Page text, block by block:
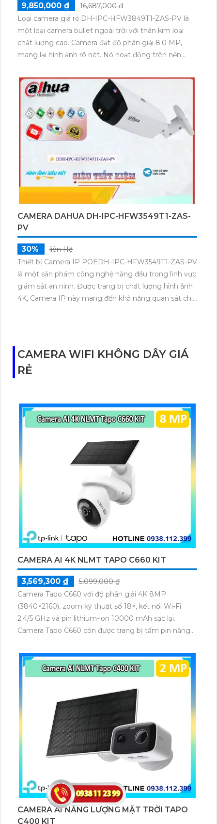
9,850,000 ₫
16,687,000 ₫
Loại camera giá rẻ DH-IPC-HFW3849T1-ZAS-PV là
một loại camera bullet ngoài trời với thân kim loại
chất lượng cao. Camera đạt độ phân giải 8.0 MP,
mang lại hình ảnh rõ nét. Nó hoạt động trên nền
camera còn tích hợp công nghệ AI báo động thông
minh để hạn chế báo động giả. Camera cũng cho
phép xem ban đêm với chế độ Full Color trong
khoảng cách 50m, giúp chống trộm hiệu quả. Với
công nghệ ban đêm chất lượng, camera DH-IPC-
HFW3849T1-ZAS-PV chuyên dụng về đêm và mang
CAMERA DAHUA DH-IPC-HFW3549T1-ZAS-
PV
30%
liên Hệ
Thiết bị Camera IP POEDH-IPC-HFW3549T1-ZAS-PV
là một sản phẩm công nghệ hàng đầu trong lĩnh vực
giám sát an ninh. Được trang bị chất lượng hình ảnh
4K, Camera IP này mang đến khả năng quan sát chi
còn hỗ trợ chức năng cảnh báo, ghi âm và xoay tự
động. Với khả năng chống nước và bụi tiêu chuẩn
IP67, camera IP POEDH-IPC-HFW3549T1-ZAS-PV
CAMERA WIFI KHÔNG DÂY GIÁ
RẺ
CAMERA AI 4K NLMT TAPO C660 KIT
3,569,300 ₫
5,099,000 ₫
Camera Tapo C660 với độ phân giải 4K 8MP
(3840×2160), zoom kỹ thuật số 18×, kết nối Wi-Fi
2.4/5 GHz và pin lithium-ion 10000 mAh sạc lại.
Camera Tapo C660 còn được trang bị tấm pin năng
thú cưng, phương tiện, lưu trữ thẻ microSD tối đa 512
GB.
CAMERA AI NĂNG LƯỢNG MẶT TRỜI TAPO
C400 KIT